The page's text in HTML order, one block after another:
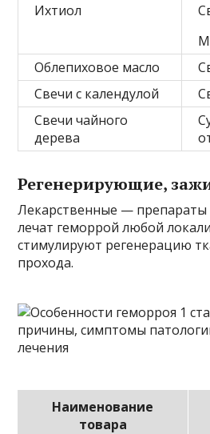
Ихтиол
Облепиховое масло
Свечи с календулой
Свечи чайного
дерева
Регенерирующие,
Лекарственные — препараты
лечат геморрой любой
стимулируют регенерацию
прохода.
Наименование
товара